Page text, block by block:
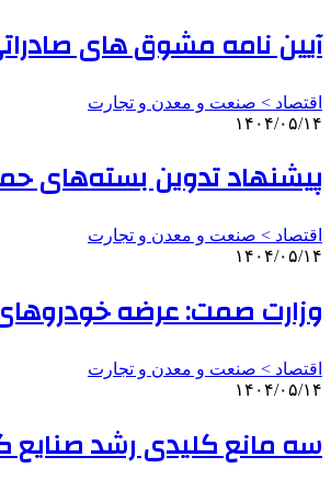
آیین نامه مشوق های
اقتصاد > صنعت و معدن و تجارت
۱۴۰۴/۰۵/۱۴
پیشنهاد تدوین بسته‌های
اقتصاد > صنعت و معدن و تجارت
۱۴۰۴/۰۵/۱۴
وزارت صمت: عرضه
اقتصاد > صنعت و معدن و تجارت
۱۴۰۴/۰۵/۱۴
سه مانع کلیدی رشد صنایع